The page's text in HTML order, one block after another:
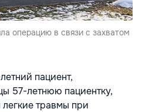
операцию в связи с захватом
пациент,
57-летнюю пациентку,
травмы при